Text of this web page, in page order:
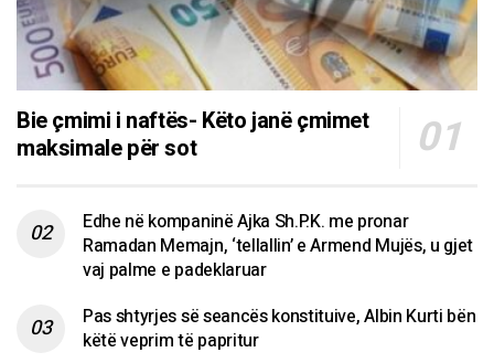
Bie çmimi i naftës- Këto janë çmimet
maksimale për sot
Edhe në kompaninë Ajka Sh.P.K. me pronar
Ramadan Memajn, ‘tellallin’ e Armend Mujës, u gjet
vaj palme e padeklaruar
Pas shtyrjes së seancës konstituive, Albin Kurti bën
këtë veprim të papritur